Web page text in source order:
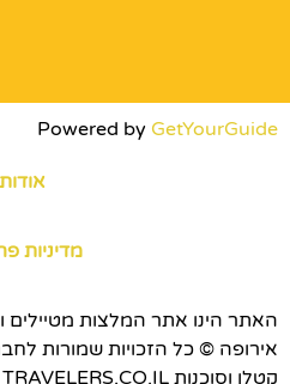
Powered by GetYourGuide
אודות
מדיניות
האתר הינו אתר המלצות
אירופה © כל הזכויות שמורות
קטלן וסוכנות TRAVELERS.CO.IL